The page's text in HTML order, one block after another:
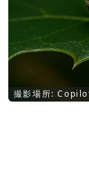
撮影場所: